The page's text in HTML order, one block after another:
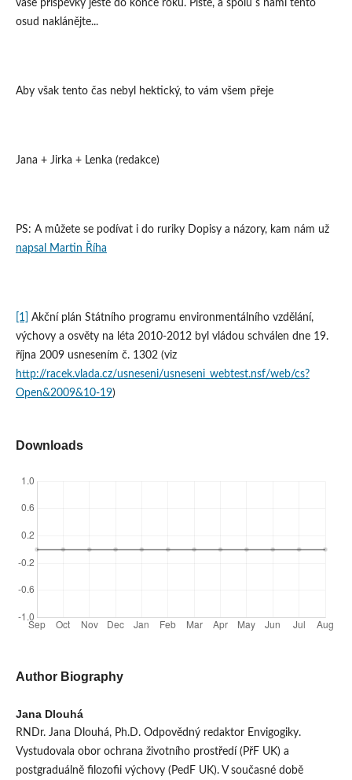
vaše příspěvky ještě do konce roku. Pište, a spolu s námi tento
osud naklánějte...
Aby však tento čas nebyl hektický, to vám všem přeje
Jana + Jirka + Lenka (redakce)
PS: A můžete se podívat i do ruriky Dopisy a názory, kam nám už
napsal Martin Říha
[1] Akční plán Státního programu environmentálního vzdělání,
výchovy a osvěty na léta 2010-2012 byl vládou schválen dne 19.
října 2009 usnesením č. 1302 (viz
http://racek.vlada.cz/usneseni/usneseni_webtest.nsf/web/cs?
Open&2009&10-19)
Downloads
Author Biography
Jana Dlouhá
RNDr. Jana Dlouhá, Ph.D. Odpovědný redaktor Envigogiky.
Vystudovala obor ochrana životního prostředí (PřF UK) a
postgraduálně filozofii výchovy (PedF UK). V současné době